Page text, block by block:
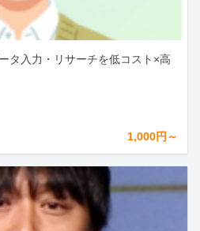
タ入力・リサーチを低コスト×高
1,000円～